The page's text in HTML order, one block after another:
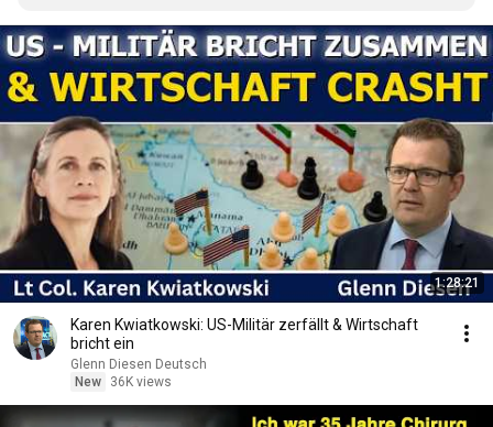
1:28:21
Karen Kwiatkowski: US-Militär zerfällt & Wirtschaft
bricht ein
Glenn Diesen Deutsch
New
36K views